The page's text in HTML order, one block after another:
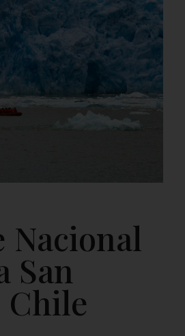
Nacional
San
Chile